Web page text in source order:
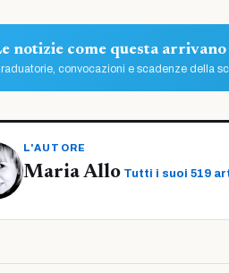
notizie come questa
convocazioni e scadenze della
L'AUTORE
Maria Allo Tutti i suoi 519